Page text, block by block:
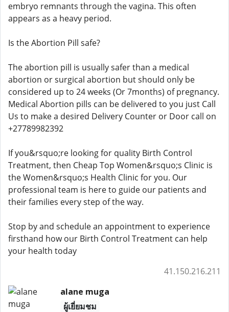
embryo remnants through the vagina. This often
appears as a heavy period.
Is the Abortion Pill safe?
The abortion pill is usually safer than a medical
abortion or surgical abortion but should only be
considered up to 24 weeks (Or 7months) of pregnancy.
Medical Abortion pills can be delivered to you just Call
Us to make a desired Delivery Counter or Door call on
+27789982392
If you&rsquo;re looking for quality Birth Control
Treatment, then Cheap Top Women&rsquo;s Clinic is
the Women&rsquo;s Health Clinic for you. Our
professional team is here to guide our patients and
their families every step of the way.
Stop by and schedule an appointment to experience
firsthand how our Birth Control Treatment can help
your health today
41.150.216.211
alane muga
ผู้เยี่ยมชม